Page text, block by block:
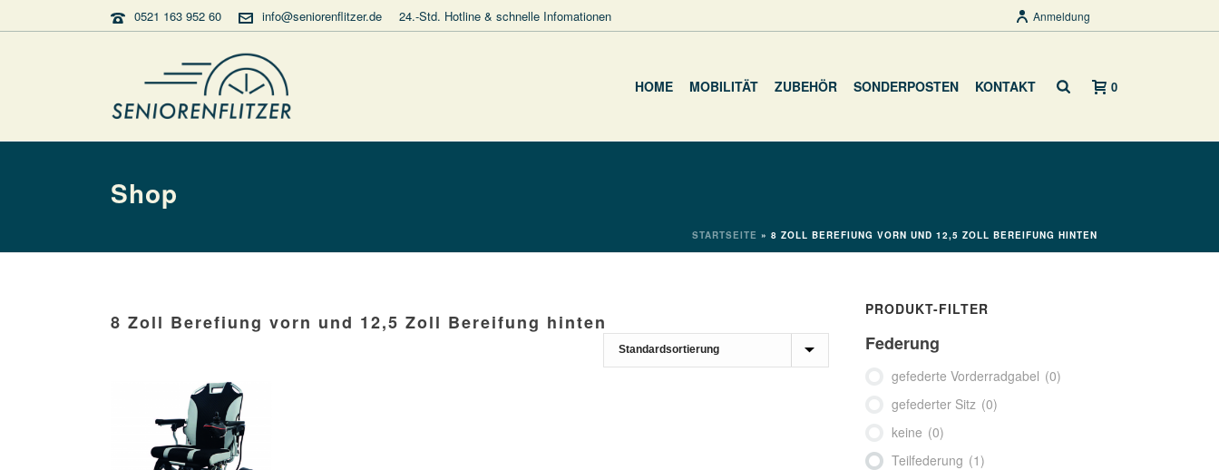
0521 163 952 60 info@seniorenflitzer.de 24.-Std. Hotline & schnelle Infomationen Anmeldung
HOME MOBILITÄT ZUBEHÖR SONDERPOSTEN KONTAKT 0
Shop
STARTSEITE » 8 ZOLL BEREFIUNG VORN UND 12,5 ZOLL BEREIFUNG HINTEN
8 Zoll Berefiung vorn und 12,5 Zoll Bereifung hinten
PRODUKT-FILTER
Federung
gefederte Vorderradgabel (0)
gefederter Sitz (0)
keine (0)
Teilfederung (1)